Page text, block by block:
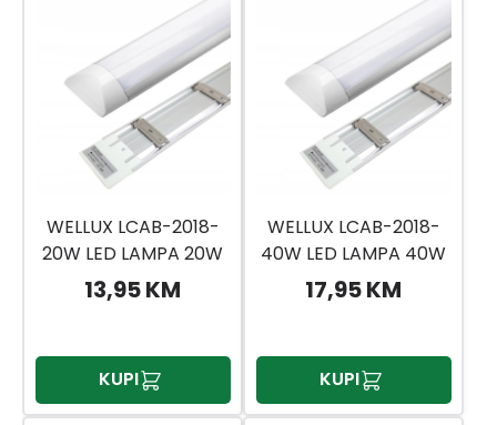
WELLUX LCAB-2018-
20W LED LAMPA 20W
1600LM 6500K
13,95 KM
KUPI
WELLUX LCAB-2018-
40W LED LAMPA 40W
3200LM 6500K
17,95 KM
KUPI